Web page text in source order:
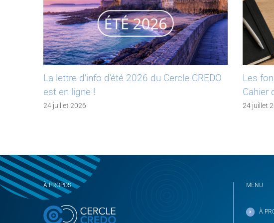
La lettre d’info d’été 2026 du Cercle CREDO
est en ligne !
24 juillet 2026
Les
Cahier
24 juillet
À PROPOS MENU
À